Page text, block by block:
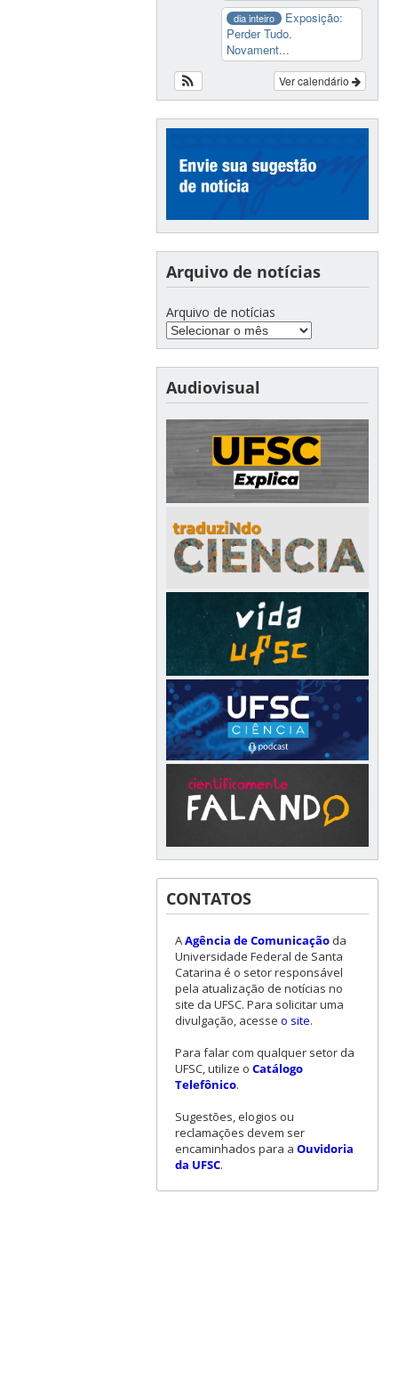
dia inteiro
Exposição:
Perder Tudo.
Novament...
Ver calendário
Arquivo de notícias
Arquivo de notícias
Audiovisual
CONTATOS
AAgência de Comunicaçãoda
Universidade Federal de Santa
Catarina é o setor responsável
pela atualização de notícias no
site da UFSC. Para solicitar uma
divulgação, acesse o site.
Para falar com qualquer setor da
UFSC, utilize o Catálogo
Telefônico.
Sugestões, elogios ou
reclamações devem ser
encaminhados para a Ouvidoria
da UFSC.